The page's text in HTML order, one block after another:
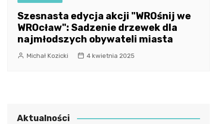
Szesnasta edycja akcji "WROśnij we
WROcław": Sadzenie drzewek dla
najmłodszych obywateli miasta
Michał Kozicki 4 kwietnia 2025
Aktualności